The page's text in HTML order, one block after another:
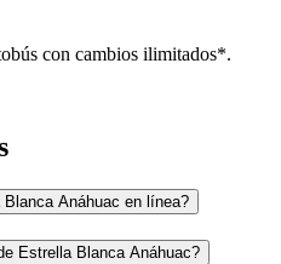
con cambios ilimitados*.
Anáhuac en línea?
Estrella Blanca Anáhuac?